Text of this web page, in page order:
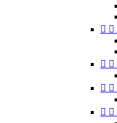
 
 
 
 